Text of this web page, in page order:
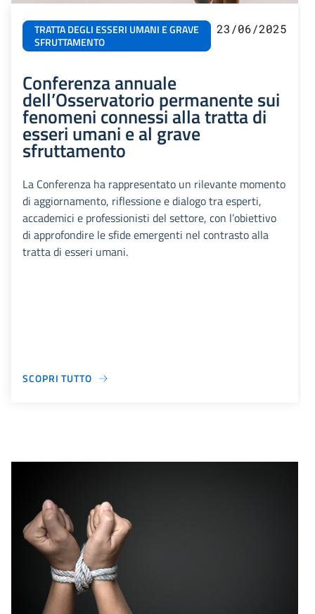
TRATTA DEGLI ESSERI UMANI E GRAVE
SFRUTTAMENTO
23/06/2025
Conferenza annuale
dell’Osservatorio permanente sui
fenomeni connessi alla tratta di
esseri umani e al grave
sfruttamento
La Conferenza ha rappresentato un rilevante momento
di aggiornamento, riflessione e dialogo tra esperti,
accademici e professionisti del settore, con l’obiettivo
di approfondire le sfide emergenti nel contrasto alla
tratta di esseri umani.
SCOPRI TUTTO